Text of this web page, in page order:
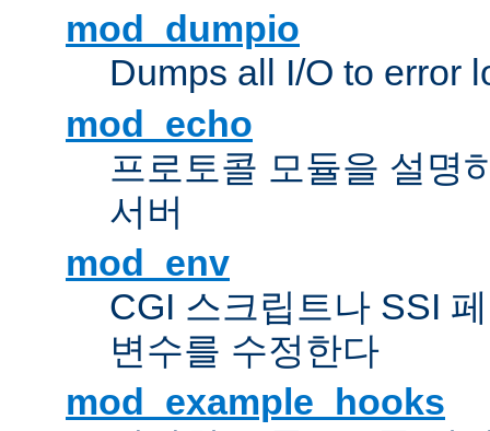
mod_dumpio
Dumps all I/O to error
mod_echo
프로토콜 모듈을 설명
서버
mod_env
CGI 스크립트나 SSI
변수를 수정한다
mod_example_hooks